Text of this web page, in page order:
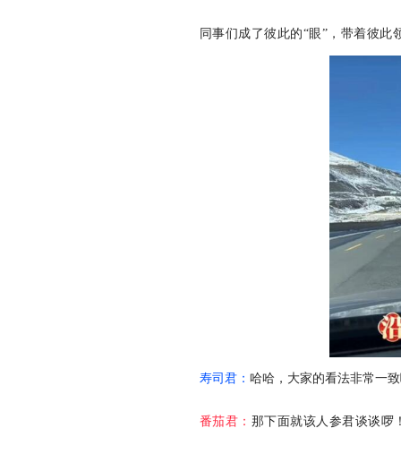
同事们成了彼此的“眼”，带着彼
寿司君： 哈哈，大家的看法非常一
番茄君： 那下面就该人参君谈谈啰